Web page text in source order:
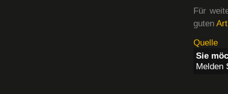
Für
guten
Quelle
Sie
Melden